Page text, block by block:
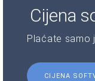
Cijena
Plaćate samo
CIJENA